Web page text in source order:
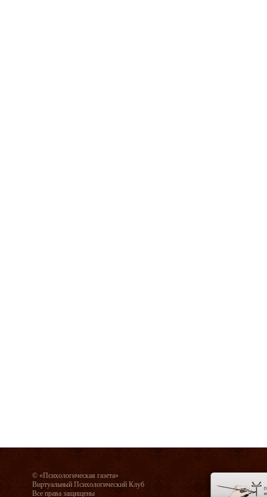
© «Психологическая газета»
Виртуальный Психологический Клуб
Все права защищены